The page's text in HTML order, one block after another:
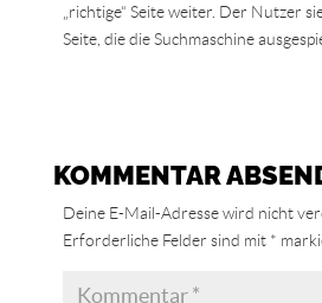
„richtige“ Seite weiter. Der Nutzer
Seite, die die Suchmaschine
KOMMENTAR
Deine E-Mail-Adresse wird nicht
Erforderliche Felder sind mit *